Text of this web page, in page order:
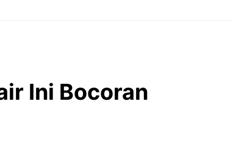
Ini Bocoran